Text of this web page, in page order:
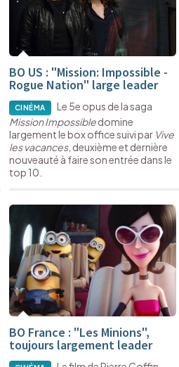
BO US : "Mission: Impossible -
Rogue Nation" large leader
CINÉMA
Le 5e opus de la saga
Mission Impossibledomine
largement le box office suivi par Vive
les vacances, deuxième et dernière
nouveauté à faire son entrée dans le
top 10.
BO France : "Les Minions",
toujours largement leader